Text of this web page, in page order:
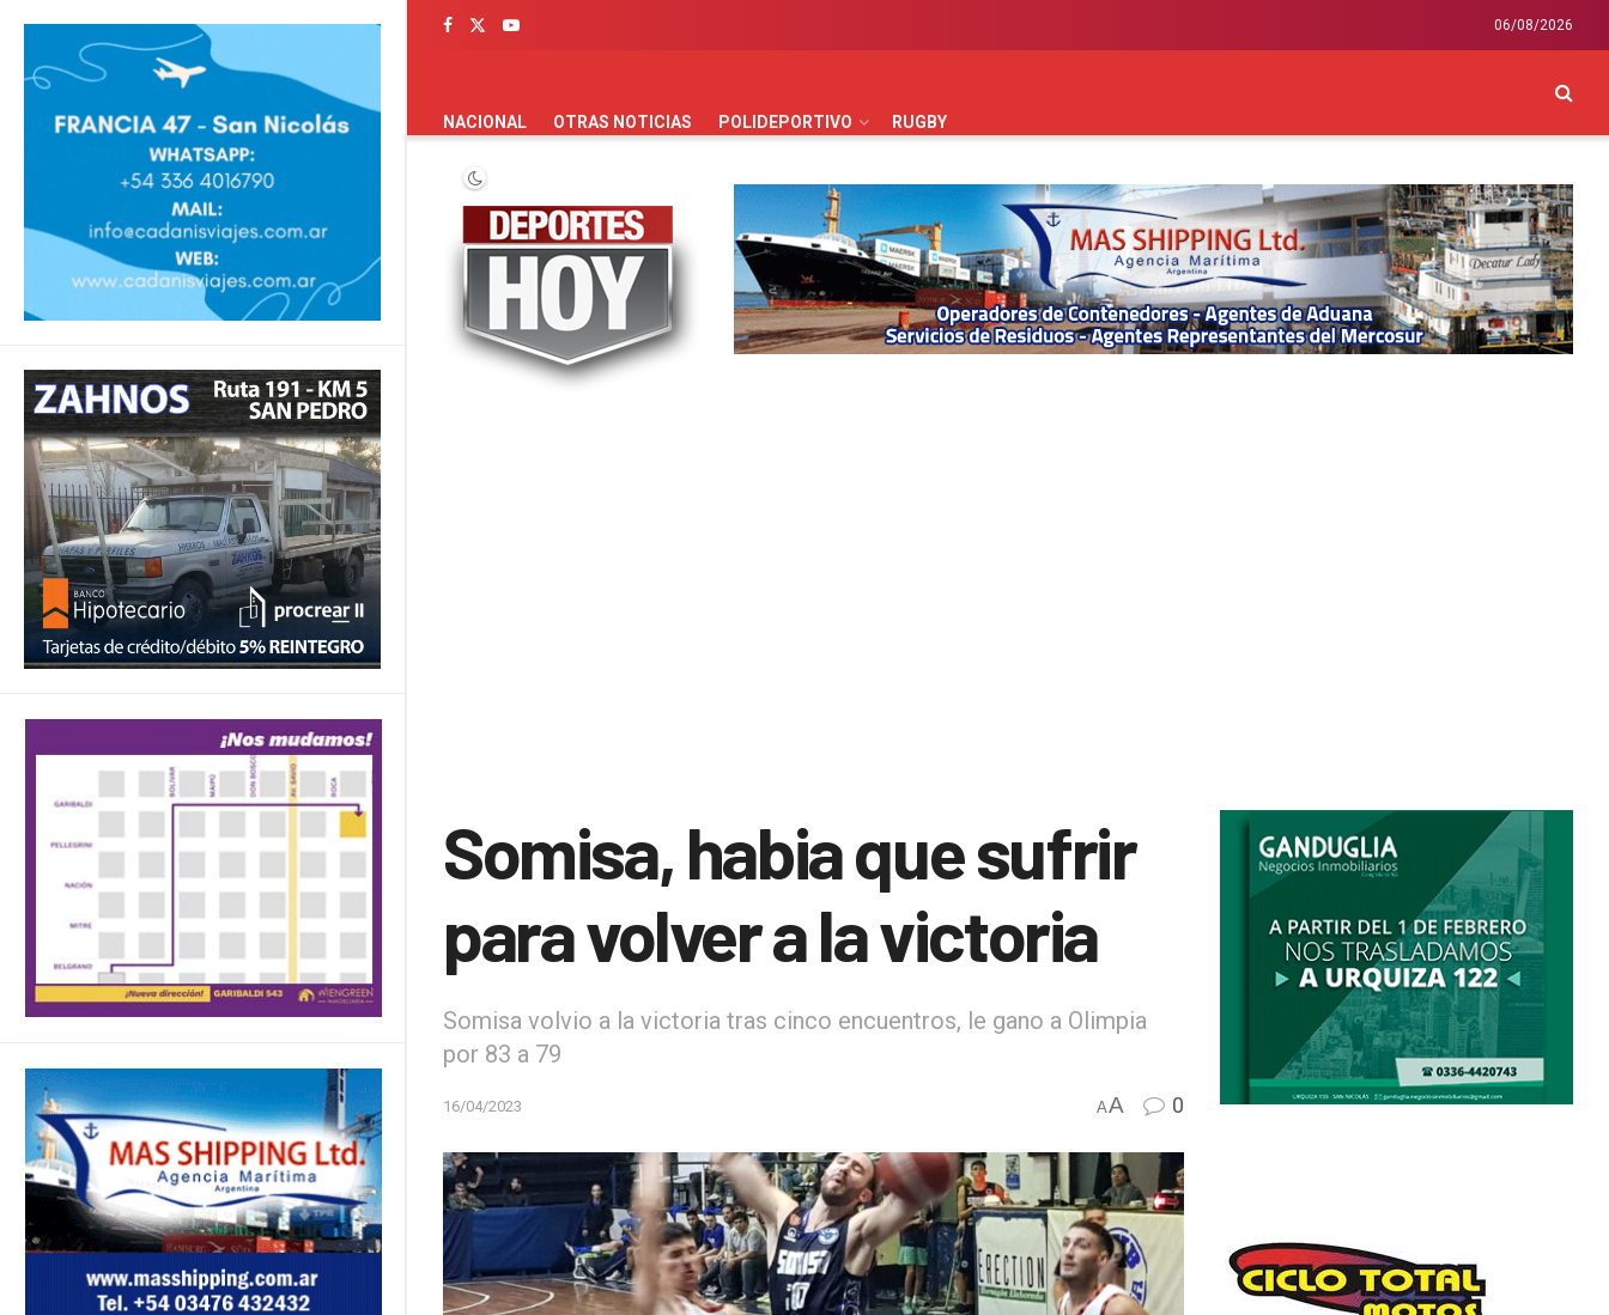
06/08/2026
PORTADA
NACIONAL OTRAS NOTICIAS POLIDEPORTIVO RUGBY
Somisa, habia que sufrir
para volver a la victoria
Somisa volvio a la victoria tras cinco encuentros, le gano a Olimpia
por 83 a 79
16/04/2023 AA 0